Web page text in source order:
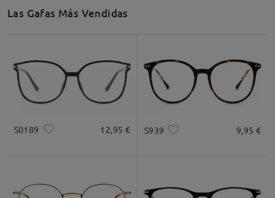
Las Gafas Más Vendidas
S0189 12,95 € S939 9,95 €